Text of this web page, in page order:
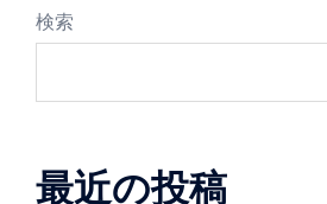
ジ
送
検索
最近の投稿